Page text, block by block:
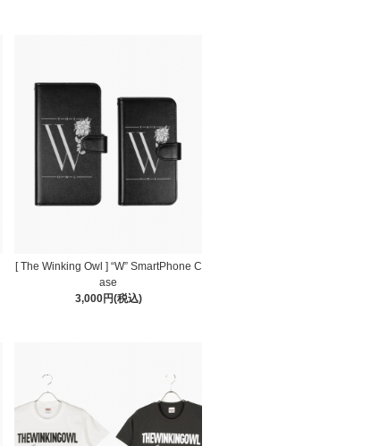
[ The Winking Owl ] “W” SmartPhone C
ase
3,000円(税込)